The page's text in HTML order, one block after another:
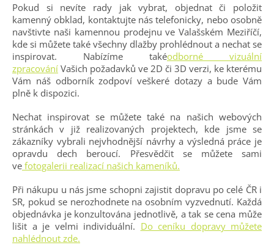
Pokud si nevíte rady jak vybrat, objednat či položit
kamenný obklad, kontaktujte nás telefonicky, nebo osobně
navštivte naši kamennou prodejnu ve Valašském Meziříčí,
kde si můžete také všechny dlažby prohlédnout a nechat se
inspirovat. Nabízíme takéodborné vizuální
zpracování Vašich požadavků ve 2D či 3D verzi, ke kterému
Vám náš odborník zodpoví veškeré dotazy a bude Vám
plně k dispozici.
Nechat inspirovat se můžete také na našich webových
stránkách v již realizovaných projektech, kde jsme se
zákazníky vybrali nejvhodnější návrhy a výsledná práce je
opravdu dech beroucí. Přesvědčit se můžete sami
ve fotogalerii realizací našich kameníků.
Při nákupu u nás jsme schopni zajistit dopravu po celé ČR i
SR, pokud se nerozhodnete na osobním vyzvednutí. Každá
objednávka je konzultována jednotlivě, a tak se cena může
lišit a je velmi individuální. Do ceníku dopravy můžete
nahlédnout zde.